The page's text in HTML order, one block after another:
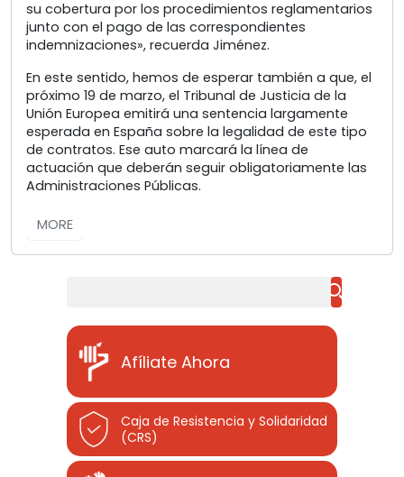
su cobertura por los procedimientos reglamentarios
junto con el pago de las correspondientes
indemnizaciones», recuerda Jiménez.
En este sentido, hemos de esperar también a que, el
próximo 19 de marzo, el Tribunal de Justicia de la
Unión Europea emitirá una sentencia largamente
esperada en España sobre la legalidad de este tipo
de contratos. Ese auto marcará la línea de
actuación que deberán seguir obligatoriamente las
Administraciones Públicas.
MORE
Afíliate Ahora
Caja de Resistencia y Solidaridad
(CRS)